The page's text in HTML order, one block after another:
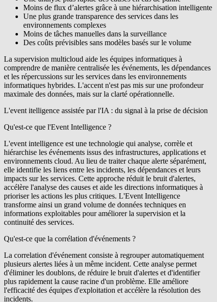
Moins de flux d’alertes grâce à une hiérarchisation intelligente
Une plus grande transparence des services dans les
environnements complexes
Moins de tâches manuelles dans la surveillance
Des coûts prévisibles sans modèles basés sur le volume
La supervision multicloud aide les équipes informatiques à
comprendre de manière centralisée les événements, les dépendances
et les répercussions sur les services dans les environnements
informatiques hybrides. L'accent n'est pas mis sur une profondeur
maximale des données, mais sur la clarté opérationnelle.
L'event itelligence assistée par l'IA : du signal à la prise de décision
Qu'est-ce que l'Event Intelligence ?
L'event intelligence est une technologie qui analyse, corrèle et
hiérarchise les événements issus des infrastructures, applications et
environnements cloud. Au lieu de traiter chaque alerte séparément,
elle identifie les liens entre les incidents, les dépendances et leurs
impacts sur les services. Cette approche réduit le bruit d'alertes,
accélère l'analyse des causes et aide les directions informatiques à
prioriser les actions les plus critiques. L'Event Intelligence
transforme ainsi un grand volume de données techniques en
informations exploitables pour améliorer la supervision et la
continuité des services.
Qu'est-ce que la corrélation d'événements ?
La correlation d'événement consiste à regrouper automatiquement
plusieurs alertes liées à un même incident. Cette analyse permet
d'éliminer les doublons, de réduire le bruit d'alertes et d'identifier
plus rapidement la cause racine d'un problème. Elle améliore
l'efficacité des équipes d'exploitation et accélère la résolution des
incidents.